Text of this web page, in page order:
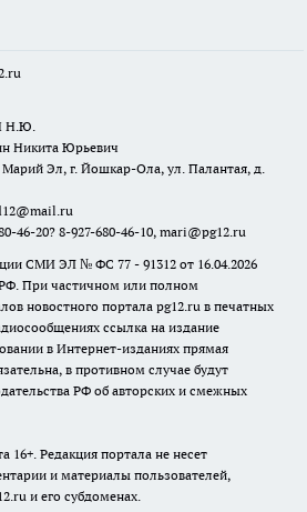
Н.Ю.
Никита Юрьевич
Марий Эл, г. Йошкар-Ола, ул. Палантая, д.
46-20? 8-927-680-46-10, mari@pg12.ru
СМИ ЭЛ № ФС 77 - 91312 от 16.04.2026
При частичном или полном
новостного портала pg12.ru в печатных
ссылка на издание
в Интернет-изданиях прямая
в противном случае будут
РФ об авторских и смежных
16+. Редакция портала не несет
и материалы пользователей,
и его субдоменах.